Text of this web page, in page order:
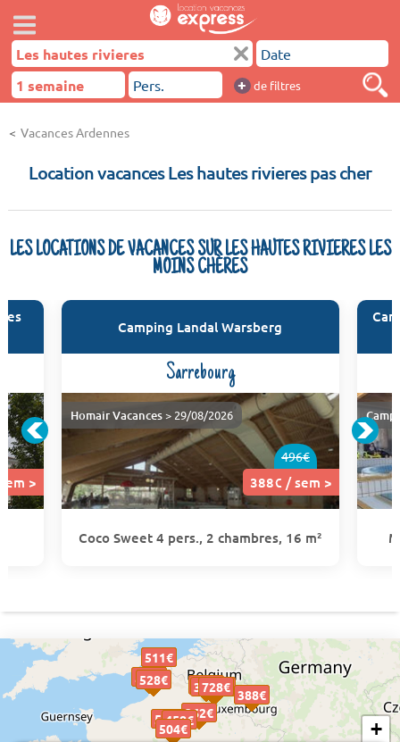
+ de filtres
Vacances Ardennes
Location vacances Les hautes rivieres pas cher
LES LOCATIONS DE VACANCES SUR LES HAUTES RIVIERES LES
MOINS CHÈRES
>
Camping Landal Warsberg
Sarrebourg
496€
388€ / sem >
Homair Vacances> 29/08/2026
Coco Sweet 4 pers., 2 chambres, 16 m²
870 €
3951 €
511€
388€
526€
528€
262€
500€
458€
728€
504€
518€
511€
388€
526€
528€
262€
500€
458€
728€
504€
518€
511€
+